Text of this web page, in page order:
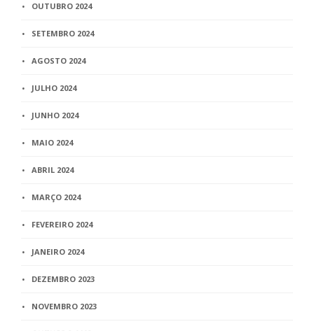
OUTUBRO 2024
SETEMBRO 2024
AGOSTO 2024
JULHO 2024
JUNHO 2024
MAIO 2024
ABRIL 2024
MARÇO 2024
FEVEREIRO 2024
JANEIRO 2024
DEZEMBRO 2023
NOVEMBRO 2023